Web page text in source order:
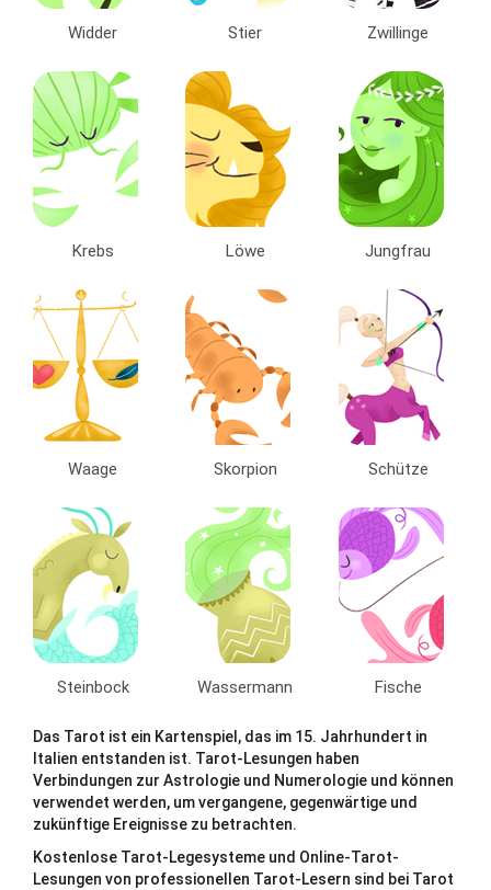
Widder Stier Zwillinge
Krebs Löwe Jungfrau
Waage Skorpion Schütze
Steinbock Wassermann Fische
Das Tarot ist ein Kartenspiel, das im 15. Jahrhundert in
Italien entstanden ist. Tarot-Lesungen haben
Verbindungen zur Astrologie und Numerologie und können
verwendet werden, um vergangene, gegenwärtige und
zukünftige Ereignisse zu betrachten.
Kostenlose Tarot-Legesysteme und Online-Tarot-
Lesungen von professionellen Tarot-Lesern sind bei Tarot